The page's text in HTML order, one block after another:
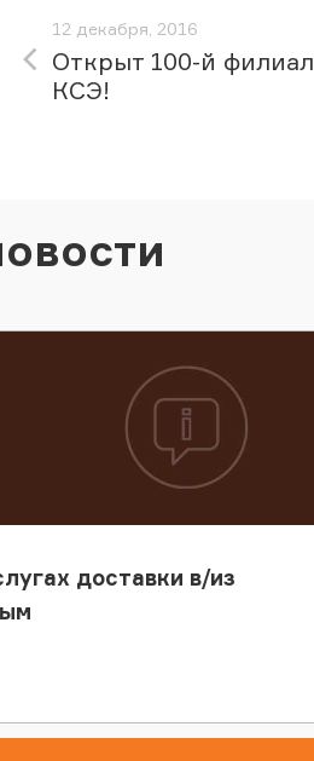
12 декабря, 2016
Открыт 100-й филиал
КСЭ!
доставки в/из